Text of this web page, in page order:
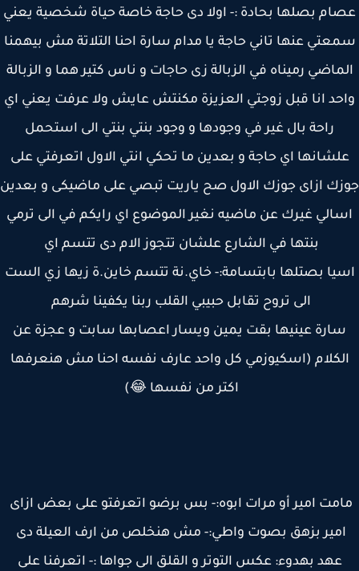
بصلها بحادة :- اولا دى حاجة خاصة حياة شخصية يعني
عنها تاني حاجة يا مدام سارة احنا التلاتة مش بيهمنا
رميناه في الزبالة زى حاجات و ناس كتير هما و الزبالة
انا قبل زوجتي العزيزة مكنتش عايش ولا عرفت يعني اي
راحة بال غير في وجودها و وجود بنتي بنتي الى استحمل
اي حاجة و بعدين ما تحكي انتي الاول اتعرفتي على
ازاى جوزك الاول صح ياريت تبصي على ماضيكى و بعدين
غيرك عن ماضيه نغير الموضوع اي رايكم في الى ترمي
بنتها في الشارع علشان تتجوز الام دى تتسم اي
بصتلها بابتسامة:- خاي.نة تتسم خاين.ة زيها زي الست
الى تروح تقابل حبيبي القلب ربنا يكفينا شرهم
عينيها بقت يمين ويسار اعصابها سابت و عجزة عن
(اسكيوزمي كل واحد عارف نفسه احنا مش هنعرفها
اكتر من نفسها 😂)
امير أو مرات ابوه:- بس برضو اتعرفتو على بعض ازاى
بزهق بصوت واطي:- مش هنخلص من ارف العيلة دى
عهد بهدوء: عكس التوتر و القلق الى جواها :- اتعرفنا على